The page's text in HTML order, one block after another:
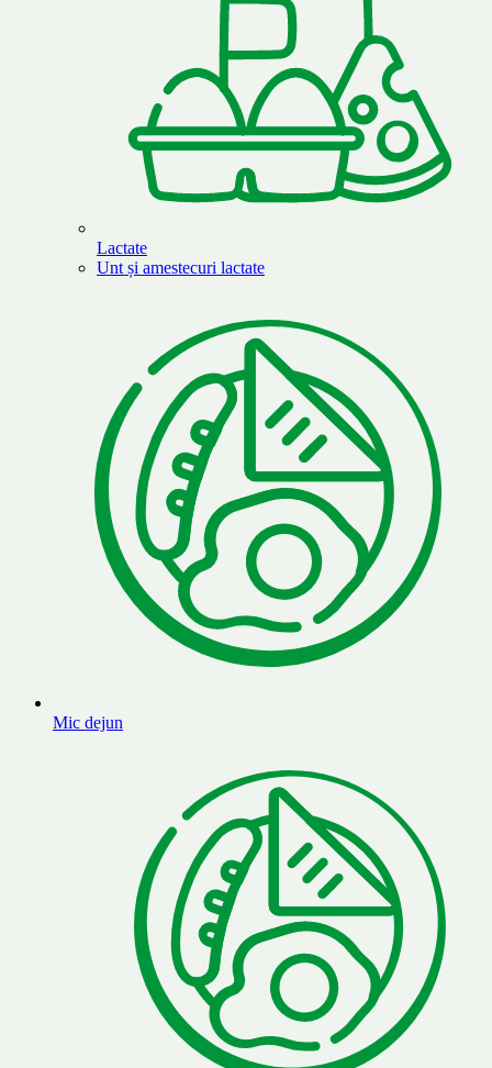
Lactate
Unt și amestecuri lactate
Mic dejun